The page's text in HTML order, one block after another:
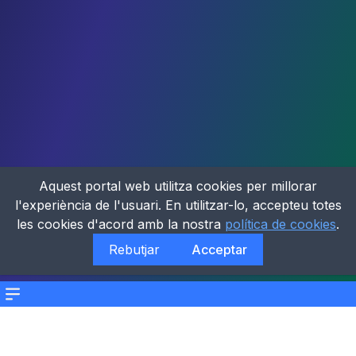
Menu
Aquest portal web utilitza cookies per millorar
l'experiència de l'usuari. En utilitzar-lo, accepteu totes
les cookies d'acord amb la nostra política de cookies.
Rebutjar
Acceptar